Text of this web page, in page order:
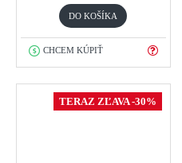
DO KOŠÍKA
CHCEM KÚPIŤ
TERAZ ZĽAVA -30%